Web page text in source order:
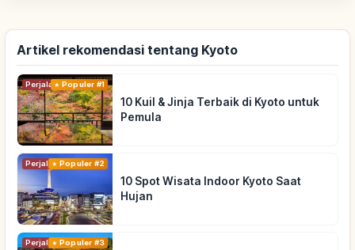
Artikel rekomendasi tentang Kyoto
PerjalananPopuler #1
10 Kuil & Jinja Terbaik di Kyoto untuk
Pemula
PerjalananPopuler #2
10 Spot Wisata Indoor Kyoto Saat
Hujan
PerjalananPopuler #3